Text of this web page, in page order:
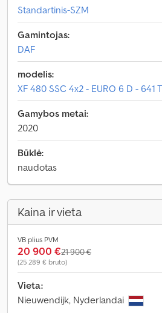
Standartinis-SZM
Gamintojas:
DAF
modelis:
XF 480 SSC 4x2 - EURO 6 D - 641
Gamybos metai:
2020
Būklė:
naudotas
Kaina ir vieta
VB plius PVM
20 900 €21 900 €
(25 289 € bruto)
Vieta:
Nieuwendijk, Nyderlandai